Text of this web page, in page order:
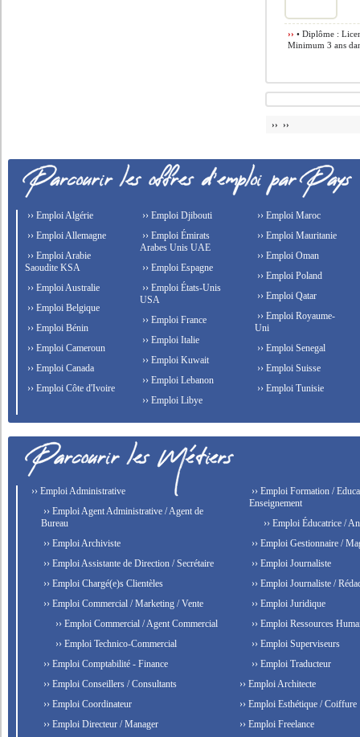
›› • Diplôme :
Minimum 3 ans
›› ››
›› Emploi Algérie
›› Emploi Allemagne
›› Emploi Arabie
Saoudite KSA
›› Emploi Australie
›› Emploi Belgique
›› Emploi Bénin
›› Emploi Cameroun
›› Emploi Canada
›› Emploi Côte d'Ivoire
›› Emploi Djibouti
›› Emploi Émirats
Arabes Unis UAE
›› Emploi Espagne
›› Emploi États-Unis
USA
›› Emploi France
›› Emploi Italie
›› Emploi Kuwait
›› Emploi Lebanon
›› Emploi Libye
›› Emploi Maroc
›› Emploi Mauritanie
›› Emploi Oman
›› Emploi Poland
›› Emploi Qatar
›› Emploi Royaume-
Uni
›› Emploi Senegal
›› Emploi Suisse
›› Emploi Tunisie
›› Emploi Administrative
›› Emploi Agent Administrative / Agent de
Bureau
›› Emploi Archiviste
›› Emploi Assistante de Direction / Secrétaire
›› Emploi Chargé(e)s Clientèles
›› Emploi Commercial / Marketing / Vente
›› Emploi Commercial / Agent Commercial
›› Emploi Technico-Commercial
›› Emploi Comptabilité - Finance
›› Emploi Conseillers / Consultants
›› Emploi Coordinateur
›› Emploi Directeur / Manager
›› Emploi Formation /
Enseignement
›› Emploi Éducatrice /
›› Emploi Gestionnaire /
›› Emploi Journaliste
›› Emploi Journaliste /
›› Emploi Juridique
›› Emploi Ressources
›› Emploi Superviseurs
›› Emploi Traducteur
›› Emploi Architecte
›› Emploi Esthétique / Coiffure
›› Emploi Freelance